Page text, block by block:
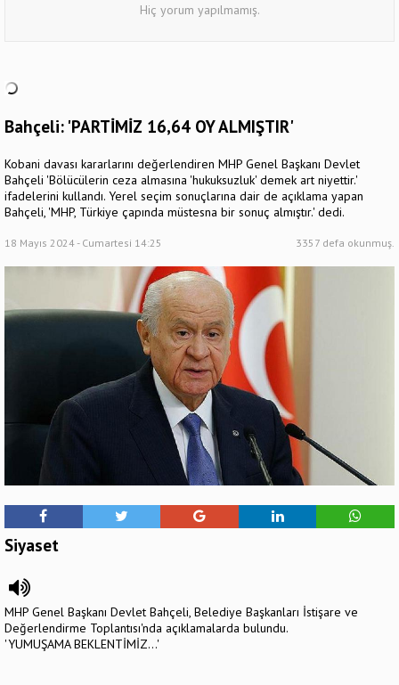
Hiç yorum yapılmamış.
Bahçeli: 'PARTİMİZ 16,64 OY ALMIŞTIR'
Kobani davası kararlarını değerlendiren MHP Genel Başkanı Devlet
Bahçeli 'Bölücülerin ceza almasına 'hukuksuzluk' demek art niyettir.'
ifadelerini kullandı. Yerel seçim sonuçlarına dair de açıklama yapan
Bahçeli, 'MHP, Türkiye çapında müstesna bir sonuç almıştır.' dedi.
18 Mayıs 2024 - Cumartesi 14:25 3357 defa okunmuş.
Siyaset
MHP Genel Başkanı Devlet Bahçeli, Belediye Başkanları İstişare ve
Değerlendirme Toplantısı'nda açıklamalarda bulundu.
'YUMUŞAMA BEKLENTİMİZ...'